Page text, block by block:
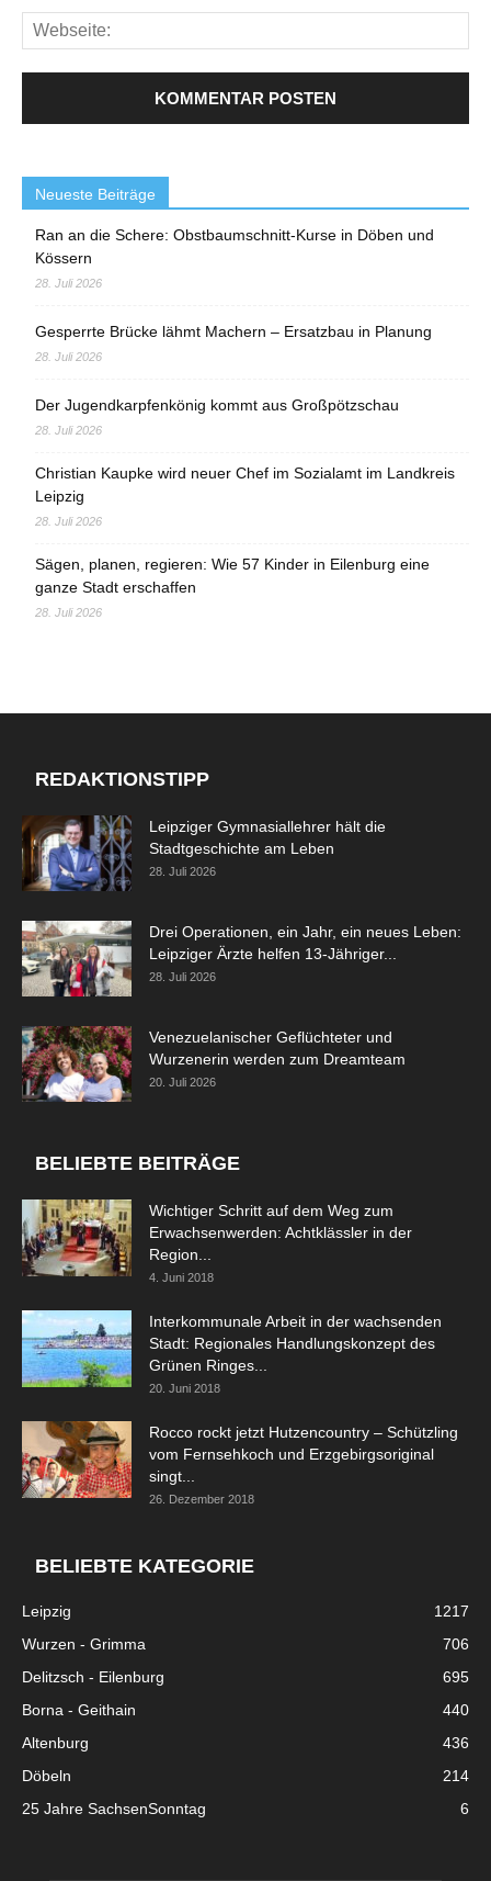
Neueste Beiträge
Ran an die Schere: Obstbaumschnitt-Kurse in Döben und
Kössern
28. Juli 2026
Gesperrte Brücke lähmt Machern – Ersatzbau in Planung
28. Juli 2026
Der Jugendkarpfenkönig kommt aus Großpötzschau
28. Juli 2026
Christian Kaupke wird neuer Chef im Sozialamt im Landkreis
Leipzig
28. Juli 2026
Sägen, planen, regieren: Wie 57 Kinder in Eilenburg eine
ganze Stadt erschaffen
28. Juli 2026
REDAKTIONSTIPP
Leipziger Gymnasiallehrer hält die
Stadtgeschichte am Leben
28. Juli 2026
Drei Operationen, ein Jahr, ein neues Leben:
Leipziger Ärzte helfen 13-Jähriger...
28. Juli 2026
Venezuelanischer Geflüchteter und
Wurzenerin werden zum Dreamteam
20. Juli 2026
BELIEBTE BEITRÄGE
Wichtiger Schritt auf dem Weg zum
Erwachsenwerden: Achtklässler in der
Region...
4. Juni 2018
Interkommunale Arbeit in der wachsenden
Stadt: Regionales Handlungskonzept des
Grünen Ringes...
20. Juni 2018
Rocco rockt jetzt Hutzencountry – Schützling
vom Fernsehkoch und Erzgebirgsoriginal
singt...
26. Dezember 2018
BELIEBTE KATEGORIE
Leipzig
1217
Wurzen - Grimma
706
Delitzsch - Eilenburg
695
Borna - Geithain
440
Altenburg
436
Döbeln
214
25 Jahre SachsenSonntag
6